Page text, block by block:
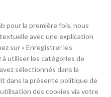
pour la première fois, nous
avec une explication
sur « Enregistrer les
utiliser les catégories de
sélectionnés dans la
dans la présente politique de
des cookies via votre